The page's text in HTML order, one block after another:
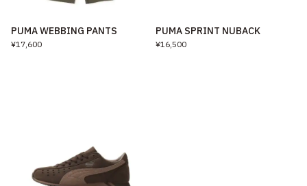
PUMA WEBBING PANTS
¥17,600
PUMA SPRINT NUBACK
¥16,500